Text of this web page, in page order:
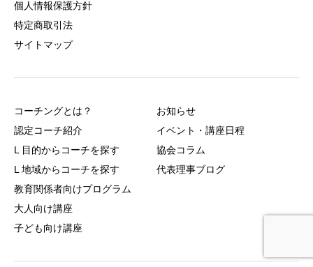
個人情報保護方針
特定商取引法
サイトマップ
コーチングとは？
認定コーチ紹介
L 目的からコーチを探す
L 地域からコーチを探す
教育関係者向けプログラム
大人向け講座
子ども向け講座
お知らせ
イベント・講座日程
協会コラム
代表理事ブログ